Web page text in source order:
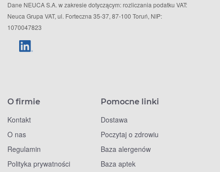
Dane NEUCA S.A. w zakresie dotyczącym: rozliczania podatku VAT:
Neuca Grupa VAT, ul. Forteczna 35-37, 87-100 Toruń, NIP:
1070047823
O firmie
Kontakt
O nas
Regulamin
Polityka prywatności
Pomocne linki
Dostawa
Poczytaj o zdrowiu
Baza alergenów
Baza aptek